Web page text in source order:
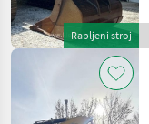
Rabljeni stroj